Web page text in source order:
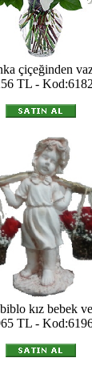
çiçeğinden
TL - Kod:6182
kız bebek ve
TL -